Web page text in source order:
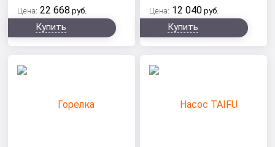
Цена: 22 668 руб.
Купить
Цена: 12 040 руб.
Купить